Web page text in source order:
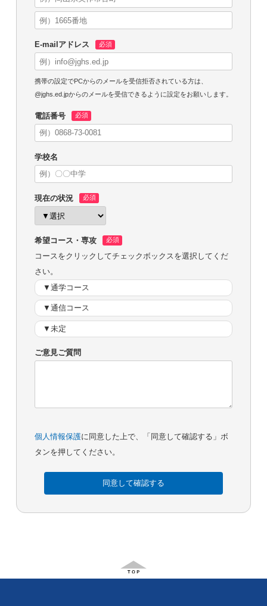
E-mailアドレス
携帯の設定でPCからのメールを受信拒否されている方は、
@jghs.ed.jpからのメールを受信できるように設定をお願いします。
電話番号
学校名
現在の状況
希望コース・専攻
コースをクリックしてチェックボックスを選択してくだ
さい。
▼通学コース
▼通信コース
▼未定
ご意見ご質問
個人情報保護に同意した上で、「同意して確認する」ボ
タンを押してください。